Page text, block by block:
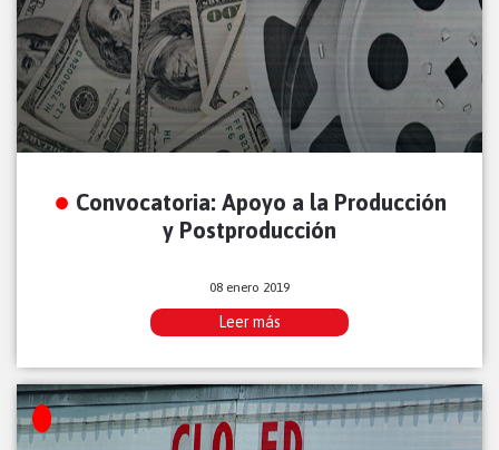
Convocatoria: Apoyo a la Producción
y Postproducción
08 enero 2019
Leer más